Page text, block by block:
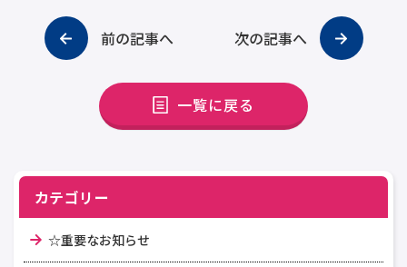
前の記事へ 次の記事へ
一覧に戻る
カテゴリー
☆重要なお知らせ